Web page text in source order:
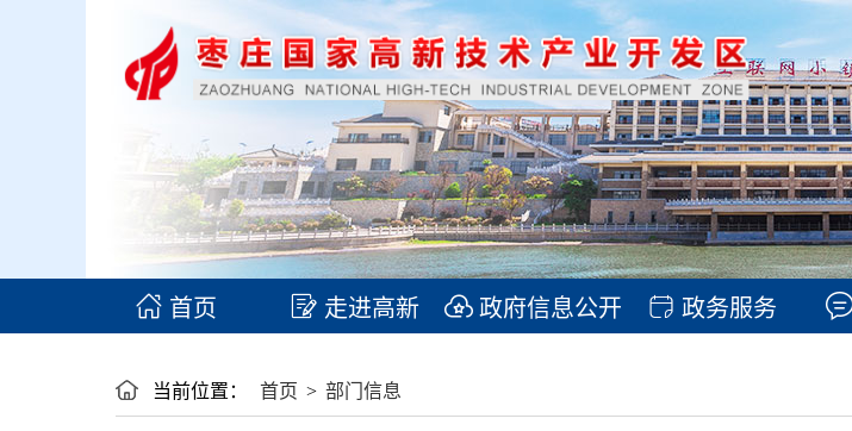
首页 走进高新 政府信息公开 政务服务
当前位置： 首页 > 部门信息